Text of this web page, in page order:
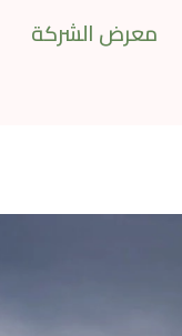
معرض الشركة